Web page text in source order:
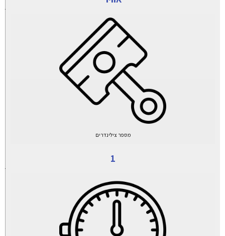
מספר צילינדרים
1